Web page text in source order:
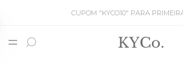
CUPOM "KYCO10" PARA